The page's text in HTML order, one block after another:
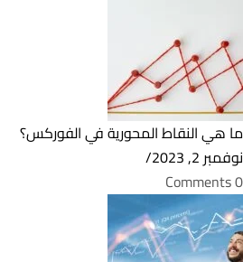
ما هي النقاط المحورية في الفوركس؟
نوفمبر 2, 2023
/
0 Comments